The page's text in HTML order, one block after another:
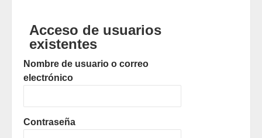
Acceso de usuarios
existentes
Nombre de usuario o correo
electrónico
Contraseña